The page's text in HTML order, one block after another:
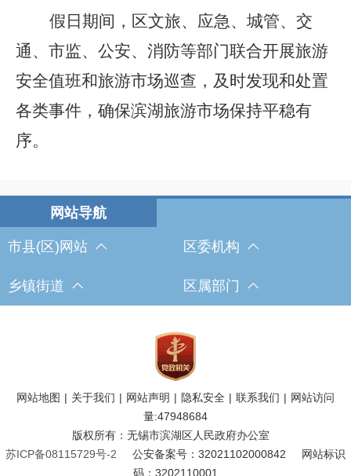
假日期间，区文旅、应急、城管、交
通、市监、公安、消防等部门联合开展旅游
安全值班和旅游市场巡查，及时发现和处置
各类事件，确保滨湖旅游市场保持平稳有
序。
市县(区)网站 区委机构
乡镇街道 区属部门
网站地图 | 关于我们 | 网站声明 | 隐私安全 | 联系我们 | 网站访问
量:47948684
版权所有：无锡市滨湖区人民政府办公室
苏ICP备08115729号-2
公安备案号：32021102000842
网站标识
码：3202110001